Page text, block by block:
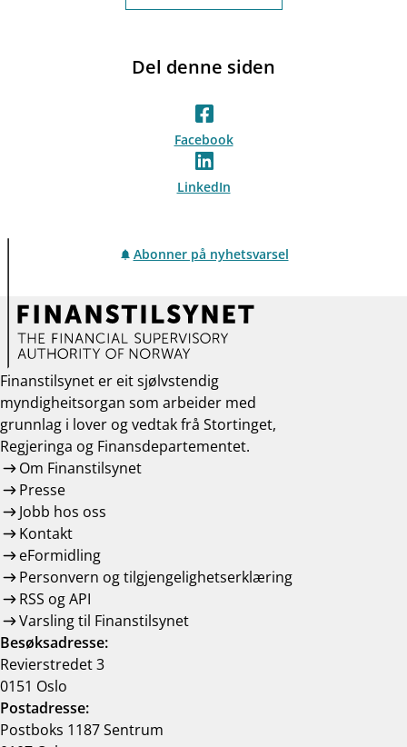
Del denne siden
Facebook
LinkedIn
Abonner på nyhetsvarsel
Finanstilsynet er eit sjølvstendig
myndigheitsorgan som arbeider med
grunnlag i lover og vedtak frå Stortinget,
Regjeringa og Finansdepartementet.
Om Finanstilsynet
Presse
Jobb hos oss
Kontakt
eFormidling
Personvern og tilgjengelighetserklæring
RSS og API
Varsling til Finanstilsynet
Besøksadresse:
Revierstredet 3
0151 Oslo
Postadresse:
Postboks 1187 Sentrum